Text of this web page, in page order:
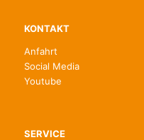
KONTAKT
Anfahrt
Social Media
Youtube
SERVICE